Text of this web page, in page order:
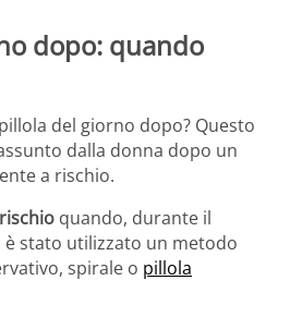
dopo: quando
del giorno dopo? Questo
dalla donna dopo un
a rischio.
quando, durante il
stato utilizzato un metodo
spirale o pillola